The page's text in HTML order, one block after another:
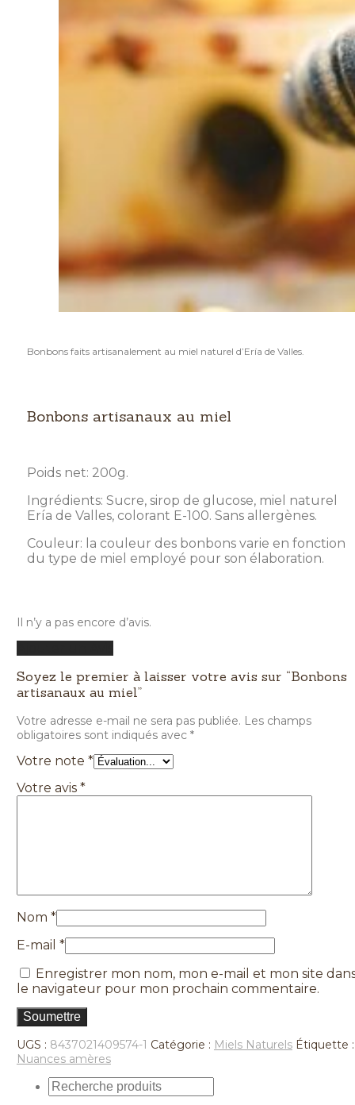
Bonbons faits artisanalement au miel naturel d’Ería de Valles.
Bonbons artisanaux au miel
Poids net: 200g.
Ingrédients: Sucre, sirop de glucose, miel naturel
Ería de Valles, colorant E-100. Sans allergènes.
Couleur: la couleur des bonbons varie en fonction
du type de miel employé pour son élaboration.
Il n’y a pas encore d’avis.
Soyez le premier à laisser votre avis sur “Bonbons
artisanaux au miel”
Votre adresse e-mail ne sera pas publiée. Les champs
obligatoires sont indiqués avec *
Votre note *
Votre avis *
Nom *
E-mail *
Enregistrer mon nom, mon e-mail et mon site
le navigateur pour mon prochain commentaire.
UGS : 8437021409574-1 Catégorie : Miels Naturels Étiquette :
Nuances amères